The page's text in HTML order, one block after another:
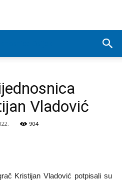
Vladović
904
Kristijan Vladović potpisali su